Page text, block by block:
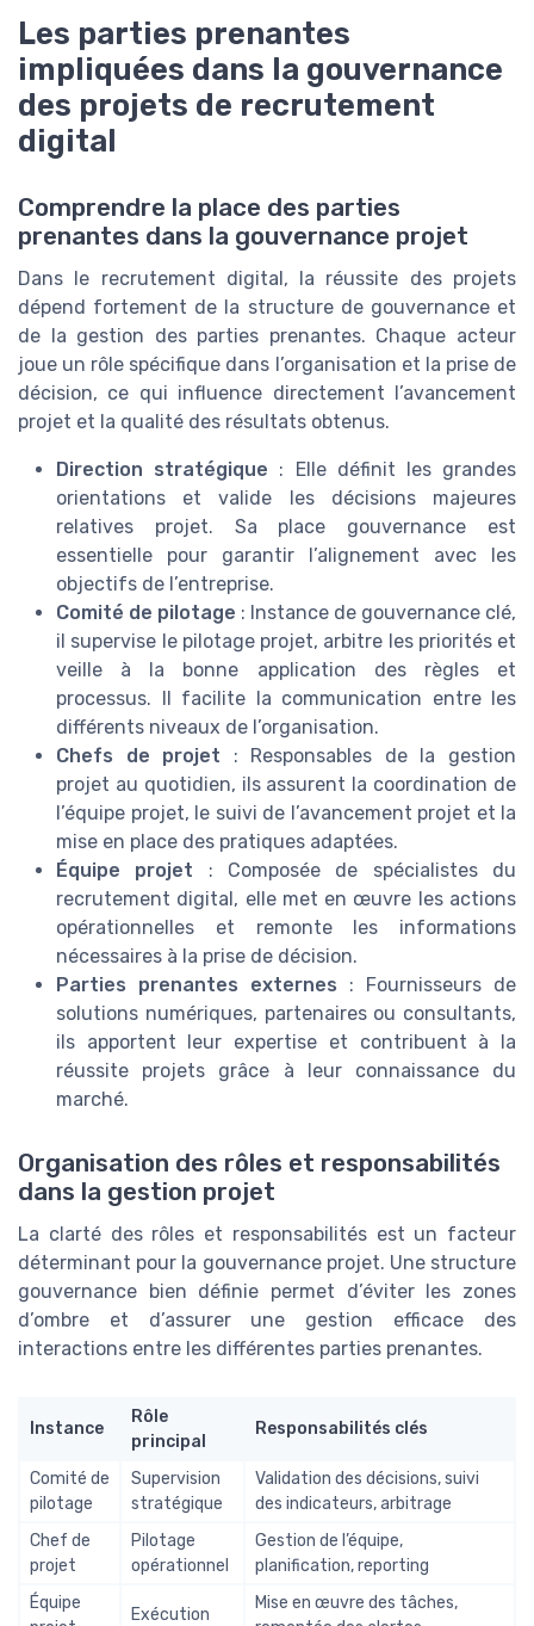
Les parties prenantes
impliquées dans la gouvernance
des projets de recrutement
digital
Comprendre la place des parties
prenantes dans la gouvernance projet
Dans le recrutement digital, la réussite des projets
dépend fortement de la structure de gouvernance et
de la gestion des parties prenantes. Chaque acteur
joue un rôle spécifique dans l’organisation et la prise de
décision, ce qui influence directement l’avancement
projet et la qualité des résultats obtenus.
Direction stratégique : Elle définit les grandes
orientations et valide les décisions majeures
relatives projet. Sa place gouvernance est
essentielle pour garantir l’alignement avec les
objectifs de l’entreprise.
Comité de pilotage : Instance de gouvernance clé,
il supervise le pilotage projet, arbitre les priorités et
veille à la bonne application des règles et
processus. Il facilite la communication entre les
différents niveaux de l’organisation.
Chefs de projet : Responsables de la gestion
projet au quotidien, ils assurent la coordination de
l’équipe projet, le suivi de l’avancement projet et la
mise en place des pratiques adaptées.
Équipe projet : Composée de spécialistes du
recrutement digital, elle met en œuvre les actions
opérationnelles et remonte les informations
nécessaires à la prise de décision.
Parties prenantes externes : Fournisseurs de
solutions numériques, partenaires ou consultants,
ils apportent leur expertise et contribuent à la
réussite projets grâce à leur connaissance du
marché.
Organisation des rôles et responsabilités
dans la gestion projet
La clarté des rôles et responsabilités est un facteur
déterminant pour la gouvernance projet. Une structure
gouvernance bien définie permet d’éviter les zones
d’ombre et d’assurer une gestion efficace des
interactions entre les différentes parties prenantes.
Instance
Rôle
principal
Responsabilités clés
Comité de
pilotage
Supervision
stratégique
Validation des décisions, suivi
des indicateurs, arbitrage
Chef de
projet
Pilotage
opérationnel
Gestion de l’équipe,
planification, reporting
Équipe
Exécution
Mise en œuvre des tâches,